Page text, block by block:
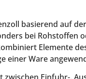
basierend auf
bei Rohstoffen
Elemente
einer Ware